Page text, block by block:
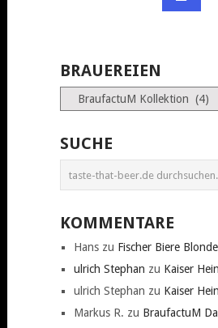
BRAUEREIEN
Brauereien
SUCHE
KOMMENTARE
Hanszu Fischer Biere Blonde
ulrich Stephan zu Kaiser
ulrich Stephan zu Kaiser
Markus R. zu BraufactuM